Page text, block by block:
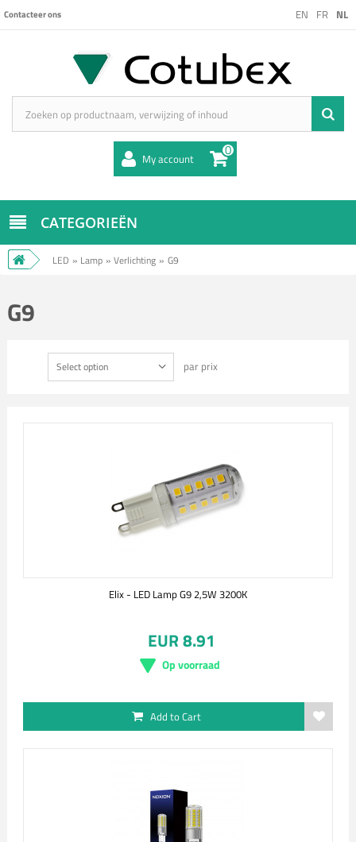
EN FR NL
Contacteer ons
My account 0
CATEGORIEËN
LED » Lamp » Verlichting » G9
G9
Select option par prix
Elix - LED Lamp G9 2,5W 3200K
EUR 8.91
Op voorraad
Add to Cart